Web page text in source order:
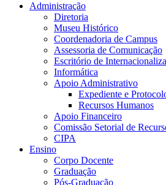
Administração
Diretoria
Museu Histórico
Coordenadoria de Campus
Assessoria de Comunicação
Escritório de
Informática
Apoio Administrativo
Expediente e
Recursos Humanos
Apoio Financeiro
Comissão Setorial de
CIPA
Ensino
Corpo Docente
Graduação
Pós-Graduação